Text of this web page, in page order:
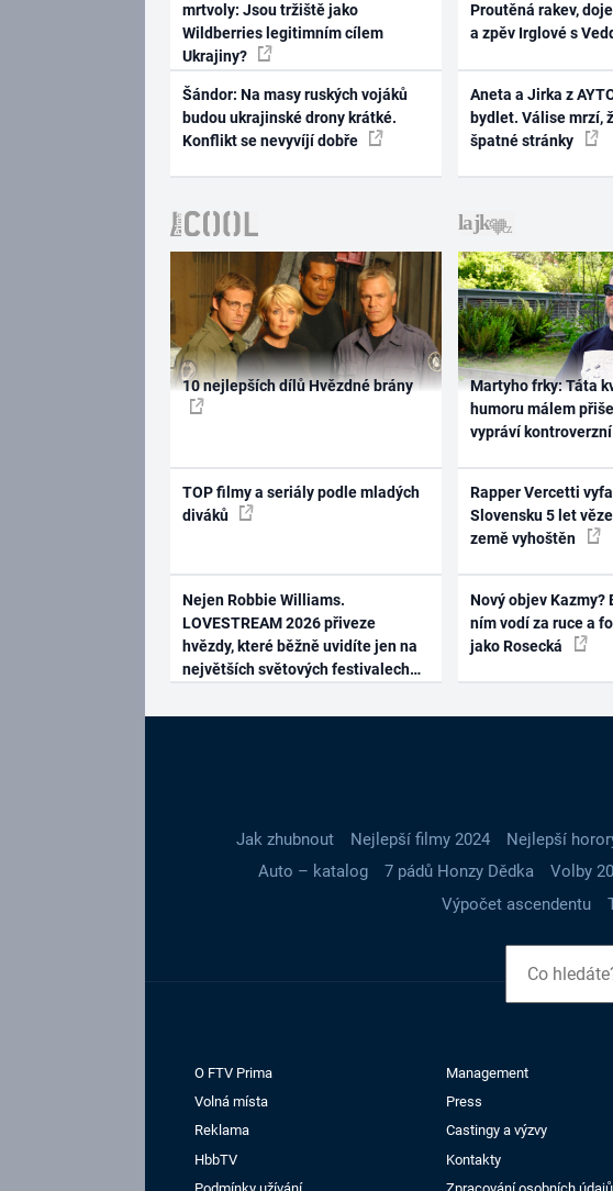
mrtvoly: Jsou tržiště jako
Wildberries legitimním cílem
Ukrajiny?
Šándor: Na masy ruských vojáků
budou ukrajinské drony krátké.
Konflikt se nevyvíjí dobře
Proutěná rakev,
a zpěv Irglové s
Aneta a Jirka z
bydlet. Válise mrzí,
špatné stránky
10 nejlepších dílů Hvězdné brány
TOP filmy a seriály podle mladých
diváků
Nejen Robbie Williams.
LOVESTREAM 2026 přiveze
hvězdy, které běžně uvidíte jen na
největších světových festivalech
Martyho frky: Táta
humoru málem
vypráví
Rapper Vercetti
Slovensku 5 let
země vyhoštěn
Nový objev Kazmy?
ním vodí za ruce a
jako Rosecká
Jak zhubnout Nejlepší filmy 2024 Nejlepší
Auto – katalog
7 pádů Honzy Dědka Volby
Výpočet ascendentu
O FTV Prima
Management
Volná místa
Press
Reklama
Castingy a výzvy
HbbTV
Kontakty